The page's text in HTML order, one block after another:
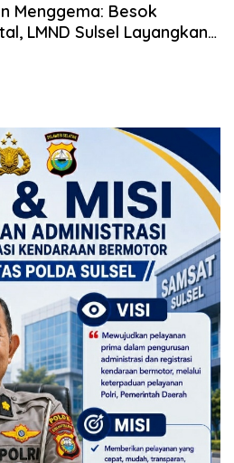
Menggema: Besok
LMND Sulsel Layangkan